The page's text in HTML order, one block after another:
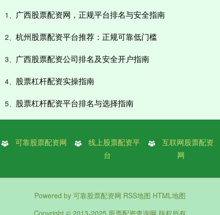
1、 广西股票配资网，正规平台排名与安全指南
2、 杭州股票配资平台推荐：正规可靠低门槛
3、 广西股票配资公司排名及安全开户指南
4、 股票杠杆配资实操指南
5、 股票杠杆配资平台排名与选择指南
可靠股票配资网
线上股票配资平
台
互联网股票配资
网
Powered by 可靠股票配资网 RSS地图 HTML地图
Copyright © 2013-2025 股票配资查询网 版权所有